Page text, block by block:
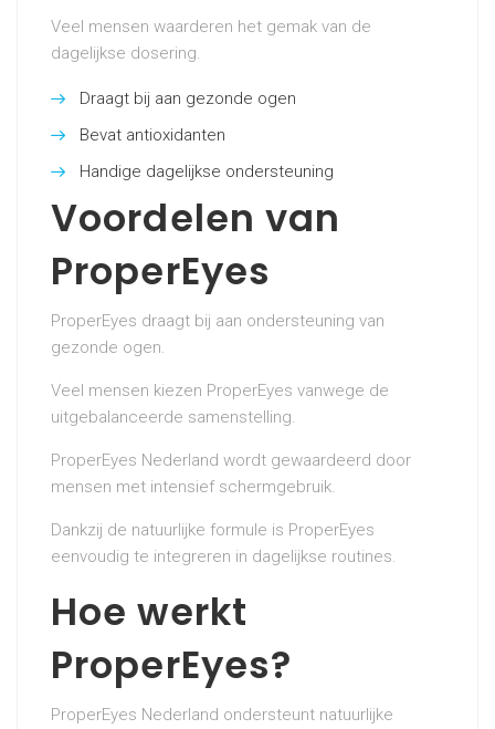
Veel mensen waarderen het gemak van de
dagelijkse dosering.
Draagt bij aan gezonde ogen
Bevat antioxidanten
Handige dagelijkse ondersteuning
Voordelen van
ProperEyes
ProperEyes draagt bij aan ondersteuning van
gezonde ogen.
Veel mensen kiezen ProperEyes vanwege de
uitgebalanceerde samenstelling.
ProperEyes Nederland wordt gewaardeerd door
mensen met intensief schermgebruik.
Dankzij de natuurlijke formule is ProperEyes
eenvoudig te integreren in dagelijkse routines.
Hoe werkt
ProperEyes?
ProperEyes Nederland ondersteunt natuurlijke